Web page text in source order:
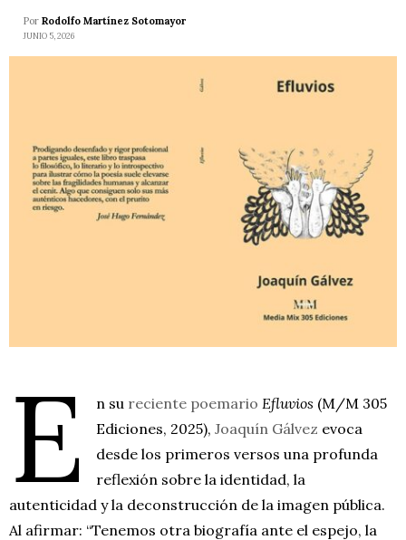
Por Rodolfo Martínez Sotomayor
JUNIO 5, 2026
E n su reciente poemario Efluvios (M/M 305
Ediciones, 2025),Joaquín Gálvez evoca
desde los primeros versos una profunda
reflexión sobre la identidad, la
autenticidad y la deconstrucción de la imagen pública.
Al afirmar: “Tenemos otra biografía ante el espejo, la